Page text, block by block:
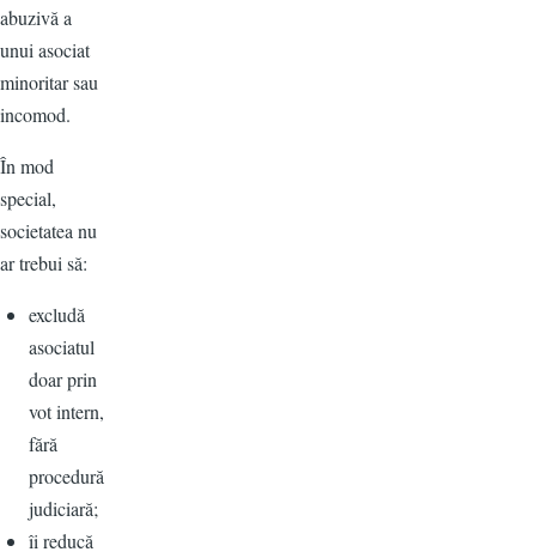
abuzivă a
unui asociat
minoritar sau
incomod.
În mod
special,
societatea nu
ar trebui să:
excludă
asociatul
doar prin
vot intern,
fără
procedură
judiciară;
îi reducă